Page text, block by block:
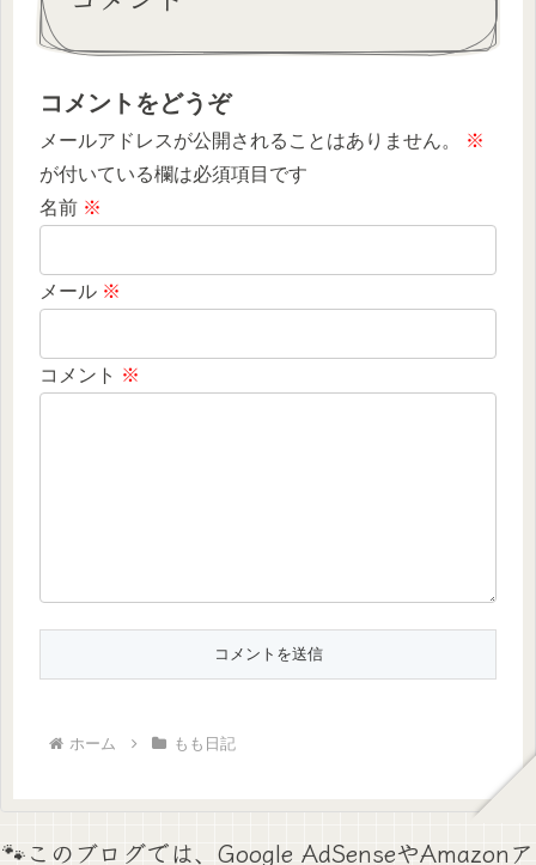
コメントをどうぞ
メールアドレスが公開されることはありません。
※
が付いている欄は必須項目です
名前 ※
メール ※
コメント ※
ホーム もも日記
🐾このブログでは、Google AdSenseやAmazonア